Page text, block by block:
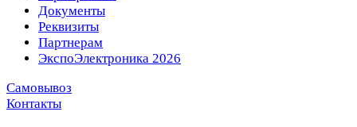
Документы
Реквизиты
Партнерам
ЭкспоЭлектроника 2026
Самовывоз
Контакты